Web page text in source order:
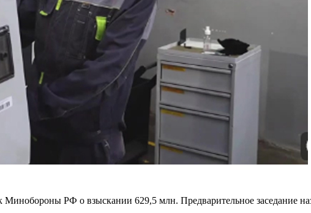
РФ о взыскании 629,5 млн. Предварительное заседание